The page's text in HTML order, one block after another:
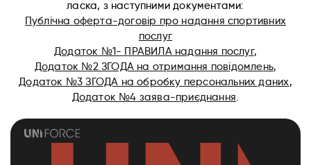
ласка, з наступними документами:
Публічна оферта-договір про надання спортивних
послуг
Додаток №1- ПРАВИЛА надання послуг,
Додаток №2 ЗГОДА на отримання повідомлень,
Додаток №3 ЗГОДА на обробку персональних даних,
Додаток №4 заява-приєднання.